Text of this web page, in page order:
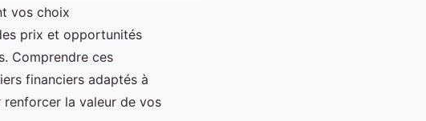
vos choix
prix et opportunités
Comprendre ces
financiers adaptés à
la valeur de vos